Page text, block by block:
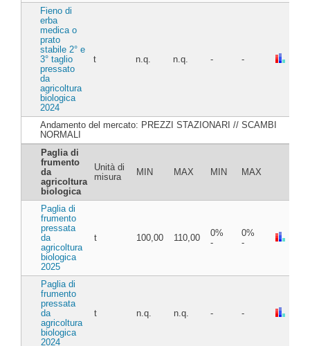
Fieno di
erba
medica o
prato
stabile 2° e
3° taglio
pressato
da
agricoltura
biologica
2024
t n.q. n.q. - -
Andamento del mercato: PREZZI STAZIONARI // SCAMBI
NORMALI
Paglia di
frumento
da
agricoltura
biologica
Unità di
misura
MIN MAX MIN MAX
Paglia di
frumento
pressata
da
agricoltura
biologica
2025
t 100,00 110,00
0%
-
0%
-
Paglia di
frumento
pressata
da
agricoltura
biologica
2024
t n.q. n.q. - -